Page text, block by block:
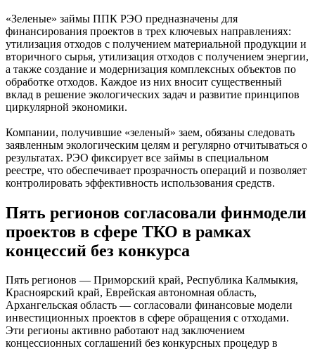
«Зеленые» займы ППК РЭО предназначены для
финансирования проектов в трех ключевых направлениях:
утилизация отходов с получением материальной продукции и
вторичного сырья, утилизация отходов с получением энергии,
а также создание и модернизация комплексных объектов по
обработке отходов. Каждое из них вносит существенный
вклад в решение экологических задач и развитие принципов
циркулярной экономики.
Компании, получившие «зеленый» заем, обязаны следовать
заявленным экологическим целям и регулярно отчитываться о
результатах. РЭО фиксирует все займы в специальном
реестре, что обеспечивает прозрачность операций и позволяет
контролировать эффективность использования средств.
Пять регионов согласовали финмодели
проектов в сфере ТКО в рамках
концессий без конкурса
Пять регионов — Приморский край, Республика Калмыкия,
Красноярский край, Еврейская автономная область,
Архангельская область — согласовали финансовые модели
инвестиционных проектов в сфере обращения с отходами.
Эти регионы активно работают над заключением
концессионных соглашений без конкурсных процедур в